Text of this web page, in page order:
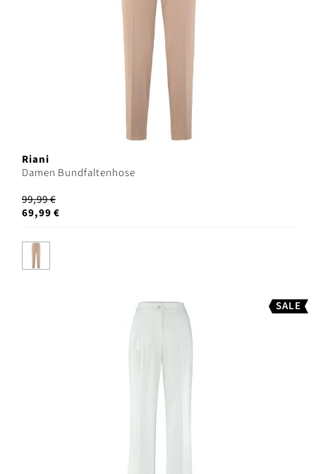
Riani
Damen Bundfaltenhose
99,99 €
69,99 €
SALE